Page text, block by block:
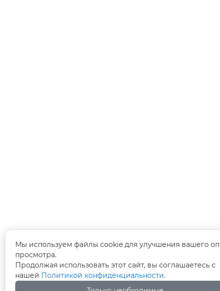
Мы используем файлы cookie для улучшения вашего
просмотра.
Продолжая использовать этот сайт, вы соглашаетесь с
нашей Политикой конфиденциальности.